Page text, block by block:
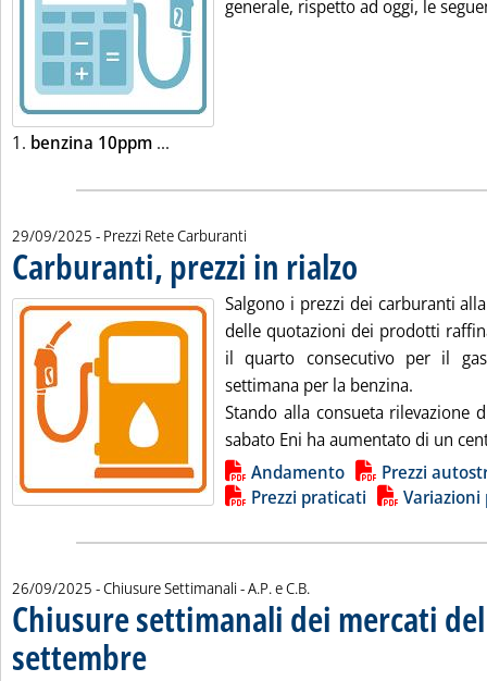
generale, rispetto ad oggi, le
1. benzina 10ppm ...
29/09/2025 - Prezzi Rete Carburanti
Carburanti, prezzi in rialzo
Salgono i prezzi dei carburanti
delle quotazioni dei prodotti
il quarto consecutivo per il
settimana per la benzina.
Stando alla consueta rilevazione
sabato Eni ha aumentato di un
Lista allegati PDF alla notizia
Andamento
Prezzi
Prezzi praticati
Variazioni
26/09/2025 - Chiusure Settimanali -di:
A.P. e C.B.
Chiusure settimanali dei mercati
settembre